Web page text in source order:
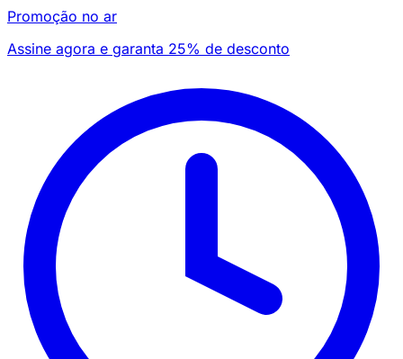
Promoção no ar
Assine agora e garanta 25% de desconto